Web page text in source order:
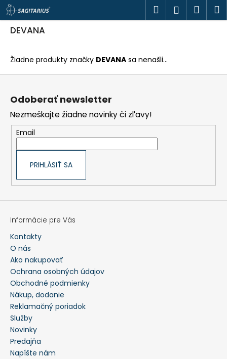
Prejsť
na
obsah
Hľadať
DEVANA
Žiadne produkty značky DEVANA sa nenašli...
š Späť
Späť
o
p
o
e
b
u
ť
O
d
p
o
r
ú
č
a
m
e
Z
Odoberať newsletter
Nezmeškajte žiadne novinky či zľavy!
Email
PRIHLÁSIŤ SA
Informácie pre Vás
Kontakty
O nás
Ako nakupovať
Ochrana osobných údajov
Obchodné podmienky
Nákup, dodanie
Reklamačný poriadok
Služby
Novinky
Predajňa
Napíšte nám